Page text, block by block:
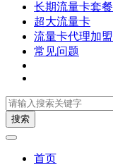
长期流量卡套餐
超大流量卡
流量卡代理加盟
常见问题
搜索
首页